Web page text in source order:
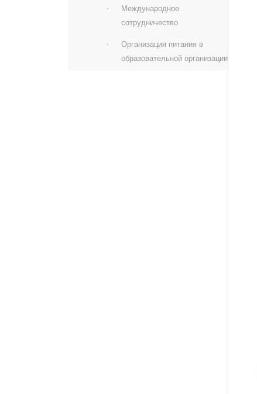
Международное
сотрудничество
Организация питания в
образовательной организации